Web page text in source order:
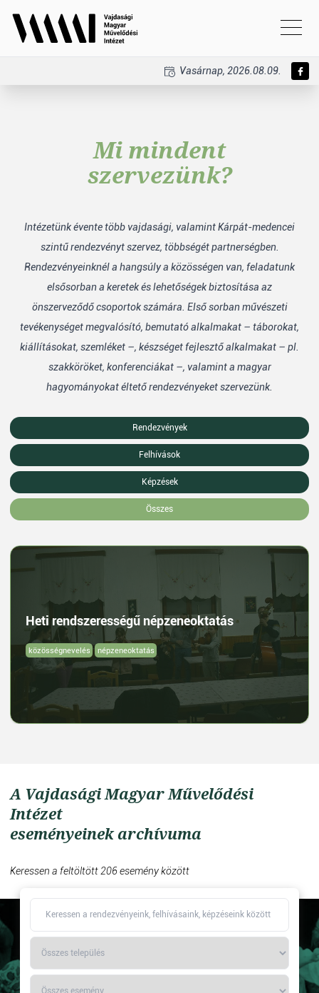
Vasárnap, 2026.08.09.
Mi mindent
szervezünk?
Intézetünk évente több vajdasági, valamint Kárpát-medencei
szintű rendezvényt szervez, többségét partnerségben.
Rendezvényeinknél a hangsúly a közösségen van, feladatunk
elsősorban a keretek és lehetőségek biztosítása az
önszerveződő csoportok számára. Első sorban művészeti
tevékenységet megvalósító, bemutató alkalmakat – táborokat,
kiállításokat, szemléket –, készséget fejlesztő alkalmakat – pl.
szakköröket, konferenciákat –, valamint a magyar
hagyományokat éltető rendezvényeket szervezünk.
Rendezvények
Felhívások
Képzések
Összes
Heti rendszerességű népzeneoktatás
közösségnevelés népzeneoktatás
A Vajdasági Magyar Művelődési
Intézet
eseményeinek archívuma
Keressen a feltöltött 206 esemény között